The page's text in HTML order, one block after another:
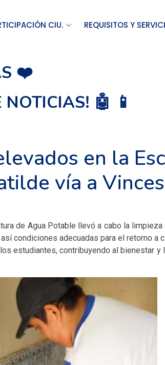
CIU. REQUISITOS Y
❤️
🤖 📱
en la
vía a
de Agua Potable llevó a cabo la
condiciones adecuadas para el retorno a
estudiantes, contribuyendo al bienestar y